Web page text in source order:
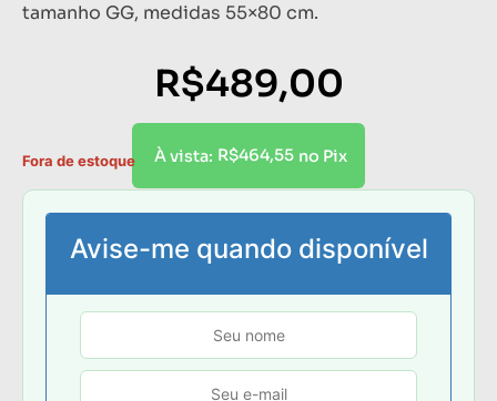
tamanho GG, medidas 55×80 cm.
R$489,00
À vista: R$464,55 no Pix
Fora de estoque
Avise-me quando disponível